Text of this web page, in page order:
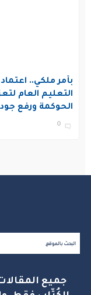
بأمر ملكي..
التعليم العام
الحوكمة ورفع
التعليم في
0
جميع